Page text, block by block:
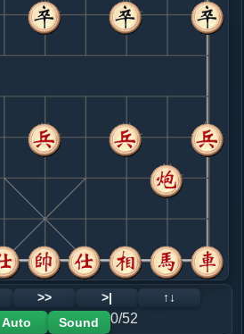
红+13
红+16
象３进５
红+18
红+196
车一进二
红+286
红+194
红+116
马四进六
红+106
红+134
红+570
车９进２
红+662
红+698
砲８进５
>> >|
↑↓
Auto Sound 0/52